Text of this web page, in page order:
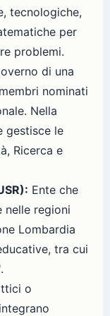
tecnologiche,
per
problemi.
di una
nominati
Nella
gestisce le
Ricerca e
Ente che
nelle regioni
Lombardia
tra cui
o